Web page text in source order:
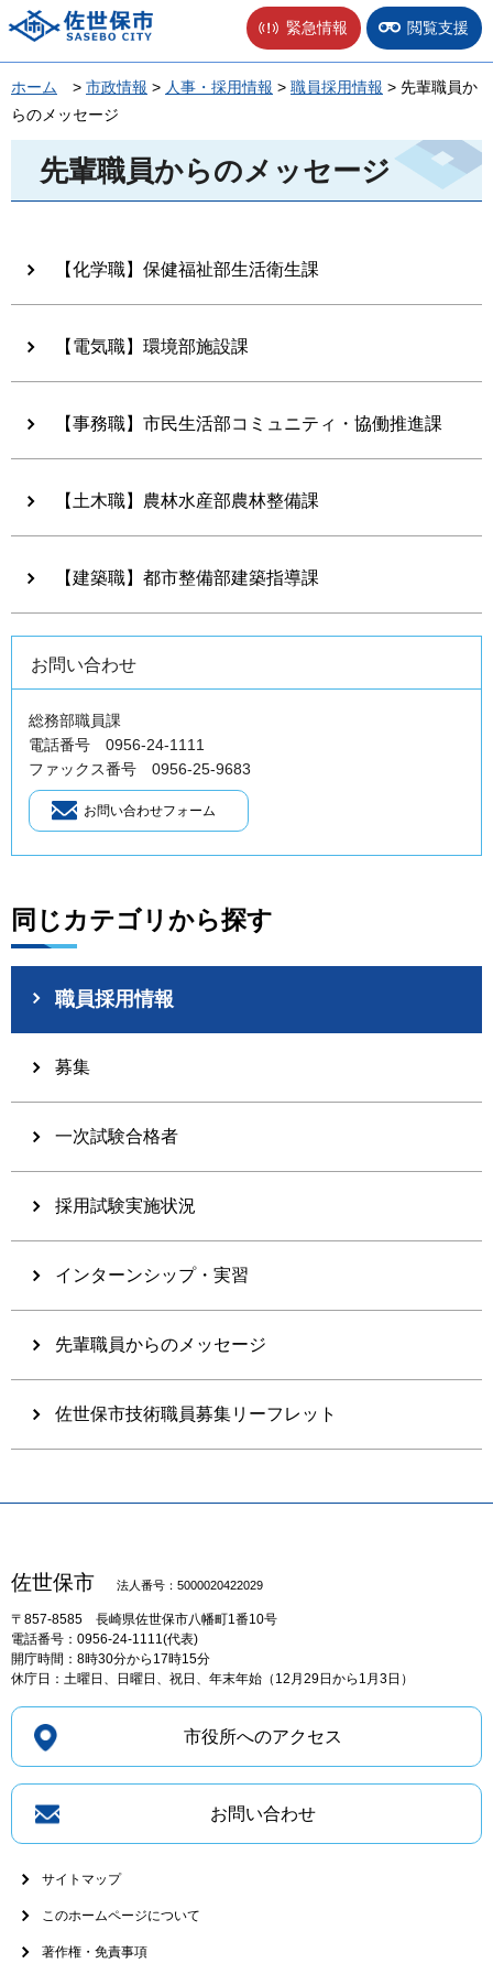
佐世保市 緊急情報 閲覧支援
ホーム > 市政情報 > 人事・採用情報 > 職員採用情報 > 先輩職員か
らのメッセージ
先輩職員からのメッセージ
【化学職】保健福祉部生活衛生課
【電気職】環境部施設課
【事務職】市民生活部コミュニティ・協働推進課
【土木職】農林水産部農林整備課
【建築職】都市整備部建築指導課
お問い合わせ
総務部職員課
電話番号 0956-24-1111
ファックス番号 0956-25-9683
同じカテゴリから探す
職員採用情報
募集
一次試験合格者
採用試験実施状況
インターンシップ・実習
先輩職員からのメッセージ
佐世保市技術職員募集リーフレット
佐世保市 法人番号：5000020422029
〒857-8585 長崎県佐世保市八幡町1番10号
電話番号：0956-24-1111(代表)
開庁時間：8時30分から17時15分
休庁日：土曜日、日曜日、祝日、年末年始（12月29日から1月3日）
市役所へのアクセス
お問い合わせ
サイトマップ
このホームページについて
著作権・免責事項